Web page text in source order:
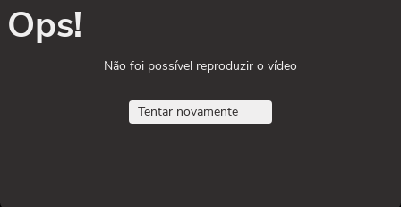
Ops!
Não foi possível reproduzir o vídeo
Tentar novamente